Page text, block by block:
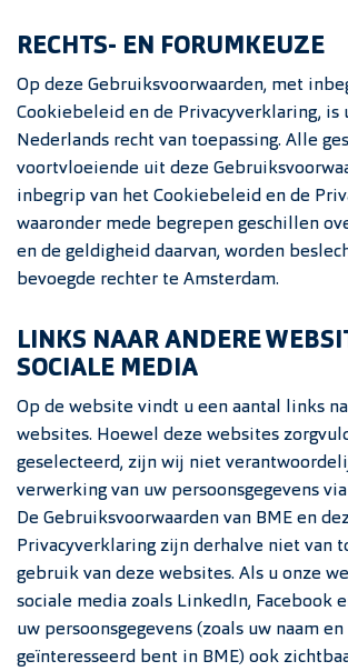
RECHTS- EN FORUMKEUZE
Op deze Gebruiksvoorwaarden, met
Cookiebeleid en de Privacyverklaring, is
Nederlands recht van toepassing. Alle
voortvloeiende uit deze
inbegrip van het Cookiebeleid en de
waaronder mede begrepen geschillen
en de geldigheid daarvan, worden
bevoegde rechter te Amsterdam.
LINKS NAAR ANDERE
SOCIALE MEDIA
Op de website vindt u een aantal links
websites. Hoewel deze websites
geselecteerd, zijn wij niet
verwerking van uw persoonsgegevens
De Gebruiksvoorwaarden van BME en
Privacyverklaring zijn derhalve niet van
gebruik van deze websites. Als u onze
sociale media zoals LinkedIn, Facebook
uw persoonsgegevens (zoals uw naam
geïnteresseerd bent in BME) ook